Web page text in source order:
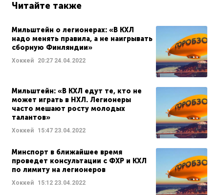
Читайте также
Мильштейн о легионерах: «В КХЛ
надо менять правила, а не наигрывать
сборную Финляндии»
Хоккей 20:27 24.04.2022
Мильштейн: «В КХЛ едут те, кто не
может играть в НХЛ. Легионеры
часто мешают росту молодых
талантов»
Хоккей 15:47 23.04.2022
Минспорт в ближайшее время
проведет консультации с ФХР и КХЛ
по лимиту на легионеров
Хоккей 15:12 23.04.2022